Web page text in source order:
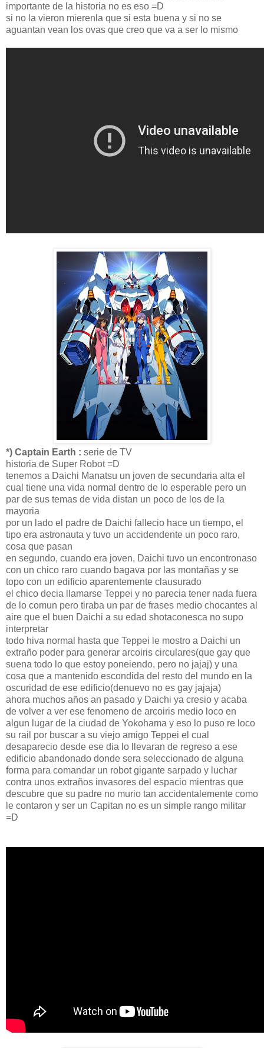
importante de la historia no es eso =D
si no la vieron mierenla que si esta buena y si no se
aguantan vean los ovas que creo que va a ser lo mismo
*) Captain Earth : serie de TV
historia de Super Robot =D
tenemos a Daichi Manatsu un joven de secundaria alta el
cual tiene una vida normal dentro de lo esperable pero un
par de sus temas de vida distan un poco de los de la
mayoria
por un lado el padre de Daichi fallecio hace un tiempo, el
tipo era astronauta y tuvo un accidendente un poco raro,
cosa que pasan
en segundo, cuando era joven, Daichi tuvo un encontronaso
con un chico raro cuando bagava por las montañas y se
topo con un edificio aparentemente clausurado
el chico decia llamarse Teppei y no parecia tener nada fuera
de lo comun pero tiraba un par de frases medio chocantes al
aire que el buen Daichi a su edad shotaconesca no supo
interpretar
todo hiva normal hasta que Teppei le mostro a Daichi un
extraño poder para generar arcoiris circulares(que gay que
suena todo lo que estoy poneiendo, pero no jajaj) y una
cosa que a mantenido escondida del resto del mundo en la
oscuridad de ese edificio(denuevo no es gay jajaja)
ahora muchos años an pasado y Daichi ya cresio y acaba
de volver a ver ese fenomeno de arcoiris medio loco en
algun lugar de la ciudad de Yokohama y eso lo puso re loco
su rail por buscar a su viejo amigo Teppei el cual
desaparecio desde ese dia lo llevaran de regreso a ese
edificio abandonado donde sera seleccionado de alguna
forma para comandar un robot gigante sarpado y luchar
contra unos extraños invasores del espacio mientras que
descubre que su padre no murio tan accidentalemente como
le contaron y ser un Capitan no es un simple rango militar
=D